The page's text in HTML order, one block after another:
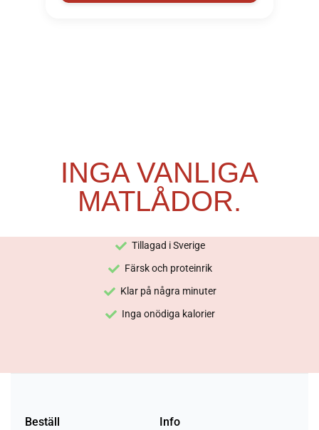
INGA VANLIGA
MATLÅDOR.
Tillagad i Sverige
Färsk och proteinrik
Klar på några minuter
Inga onödiga kalorier
Beställ Info